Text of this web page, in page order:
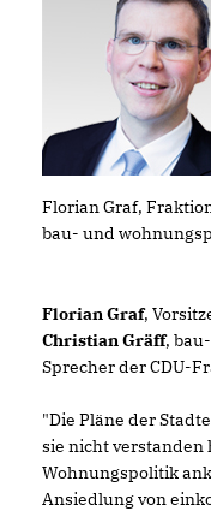
Florian Graf,
bau- und
Florian Graf,
Christian Gräff,
Sprecher der CDU-
"Die Pläne der
sie nicht verstanden
Wohnungspolitik
Ansiedlung von